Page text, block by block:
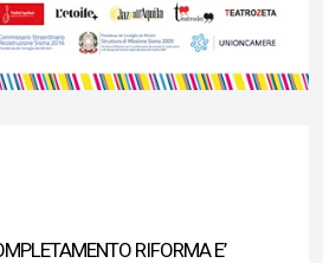
RIFORMA E’